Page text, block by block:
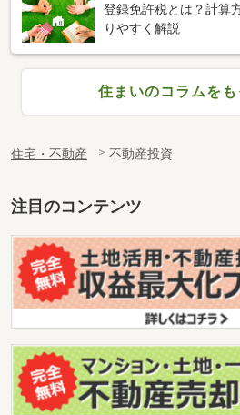
登録免許税とは？計算
りやすく解説
住まいのコラムを
住宅・不動産 不動産投資
注目のコンテンツ